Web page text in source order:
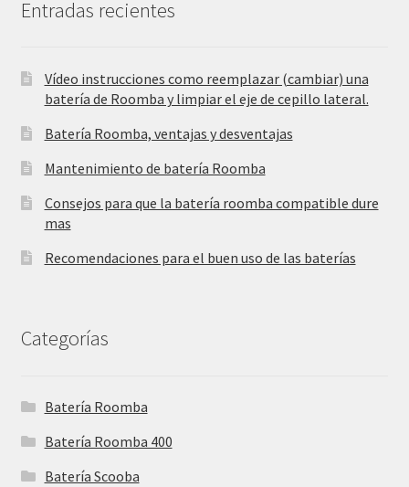
Entradas recientes
Vídeo instrucciones como reemplazar (cambiar) una
batería de Roomba y limpiar el eje de cepillo lateral.
Batería Roomba, ventajas y desventajas
Mantenimiento de batería Roomba
Consejos para que la batería roomba compatible dure
mas
Recomendaciones para el buen uso de las baterías
Categorías
Batería Roomba
Batería Roomba 400
Batería Scooba